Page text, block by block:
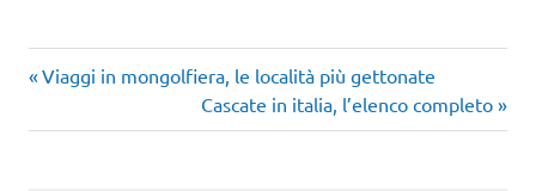
Navigazione
articoli
Articolo
Viaggi in mongolfiera, le località più gettonate
Articolo
successivo:
Cascate in italia, l’elenco completo